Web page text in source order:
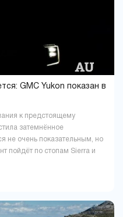
GMC Yukon показан в
к предстоящему
затемнённое
не очень показательным, но
пойдёт по стопам Sierra и